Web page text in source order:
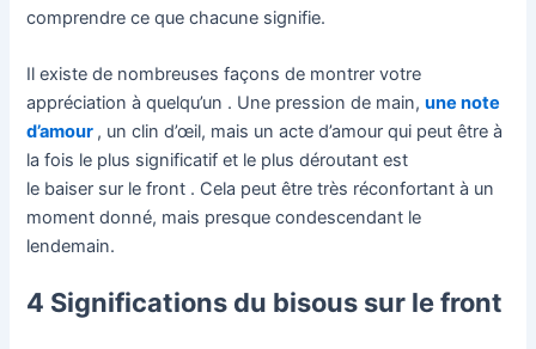
comprendre ce que chacune signifie.
Il existe de nombreuses façons de montrer votre
appréciation à quelqu’un . Une pression de main,une note
d’amour , un clin d’œil, mais un acte d’amour qui peut être à
la fois le plus significatif et le plus déroutant est
le baiser sur le front . Cela peut être très réconfortant à un
moment donné, mais presque condescendant le
lendemain.
4 Significations du bisous sur le front